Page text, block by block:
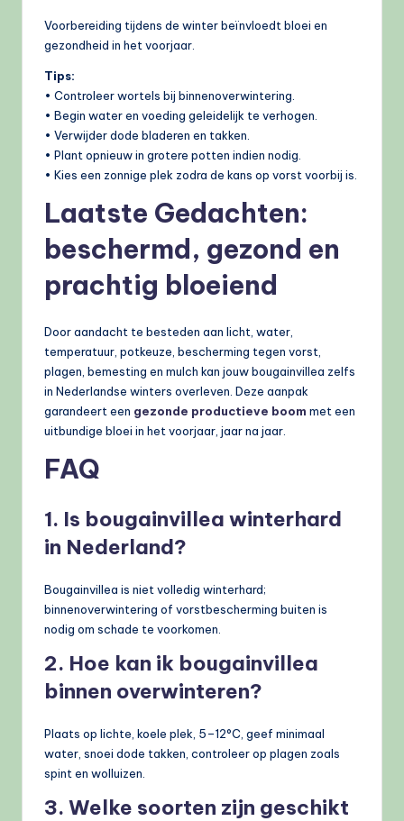
Voorbereiding tijdens de winter beïnvloedt bloei en
gezondheid in het voorjaar.
Tips:
• Controleer wortels bij binnenoverwintering.
• Begin water en voeding geleidelijk te verhogen.
• Verwijder dode bladeren en takken.
• Plant opnieuw in grotere potten indien nodig.
• Kies een zonnige plek zodra de kans op vorst voorbij is.
Laatste Gedachten:
beschermd, gezond en
prachtig bloeiend
Door aandacht te besteden aan licht, water,
temperatuur, potkeuze, bescherming tegen vorst,
plagen, bemesting en mulch kan jouw bougainvillea zelfs
in Nederlandse winters overleven. Deze aanpak
garandeert een gezonde productieve boom met een
uitbundige bloei in het voorjaar, jaar na jaar.
FAQ
1. Is bougainvillea winterhard
in Nederland?
Bougainvillea is niet volledig winterhard;
binnenoverwintering of vorstbescherming buiten is
nodig om schade te voorkomen.
2. Hoe kan ik bougainvillea
binnen overwinteren?
Plaats op lichte, koele plek, 5–12°C, geef minimaal
water, snoei dode takken, controleer op plagen zoals
spint en wolluizen.
3. Welke soorten zijn geschikt